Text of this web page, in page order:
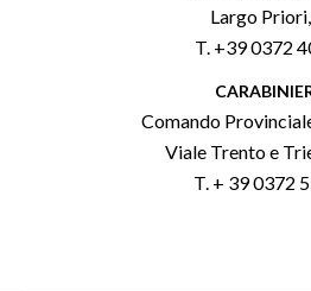
Largo
T. +39 0372
Comando
Viale Trento e
T. + 39 0372